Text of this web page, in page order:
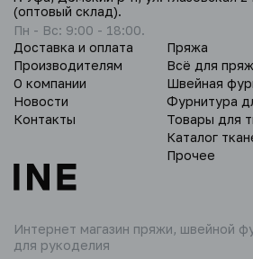
Интернет магазин пряжи, швейной
для рукоделия
Доставка и оплата
Производителям
О компании
Новости
Контакты
Пряжа
Всё для
Швейная
Фурнитура
Товары для
Каталог
Прочее
(оптовый склад).
Пн - Вс: 9:00 - 18:00.